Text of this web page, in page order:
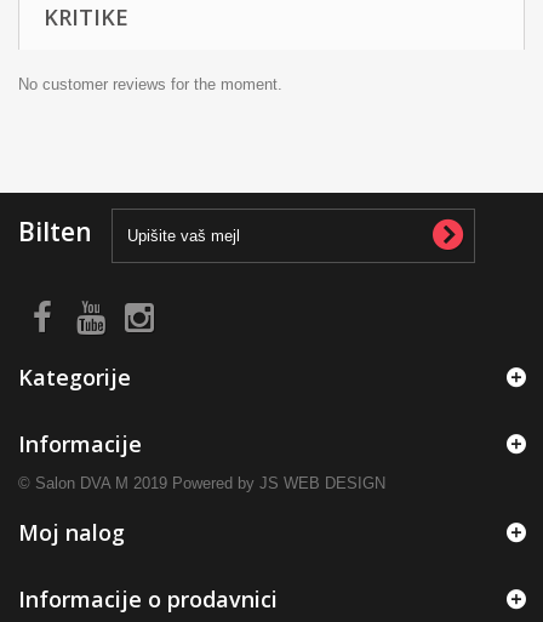
KRITIKE
No customer reviews for the moment.
Bilten
Kategorije
Informacije
© Salon DVA M 2019 Powered by JS WEB DESIGN
Moj nalog
Informacije o prodavnici